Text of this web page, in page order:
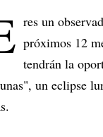
res un
próximos 12
tendrán la
un eclipse